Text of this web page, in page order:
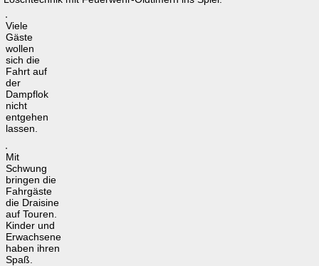
Viele
Gäste
wollen
sich die
Fahrt auf
der
Dampflok
nicht
entgehen
lassen.
Mit
Schwung
bringen die
Fahrgäste
die Draisine
auf Touren.
Kinder und
Erwachsene
haben ihren
Spaß.